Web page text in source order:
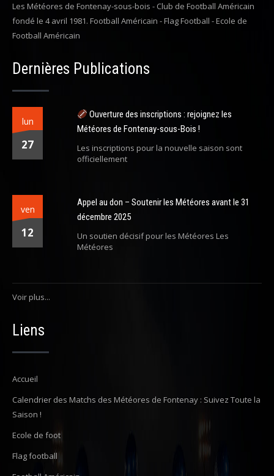
Les Météores de Fontenay-sous-bois - Club de Football Américain
fondé le 4 avril 1981. Football Américain - Flag Football - Ecole de
Football Américain
Dernières Publications
lun
27
Ouverture des inscriptions : rejoignez les
Météores de Fontenay-sous-Bois !
Les inscriptions pour la nouvelle saison sont
officiellement
ven
12
Appel au don – Soutenir les Météores avant le 31
décembre 2025
Un soutien décisif pour les Météores Les
Météores
Voir plus...
Liens
Accueil
Calendrier des Matchs des Météores de Fontenay : Suivez Toute la
Saison !
Ecole de foot
Flag football